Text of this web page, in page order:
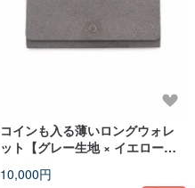
コインも入る薄いロングウォレ
ット【グレー生地 × イエローダ
10,000円